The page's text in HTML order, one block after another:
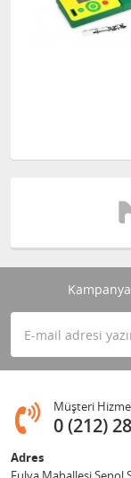
Müşteri
0 (212)
Adres